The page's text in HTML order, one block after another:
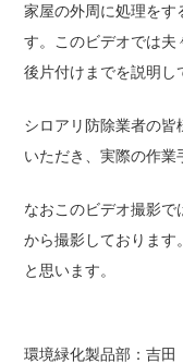
家屋の外周に処理をす
す。このビデオでは夫
後片付けまでを説明し
シロアリ防除業者の
いただき、実際の作業
なおこのビデオ撮影
から撮影しております
と思います。
環境緑化製品部：吉田